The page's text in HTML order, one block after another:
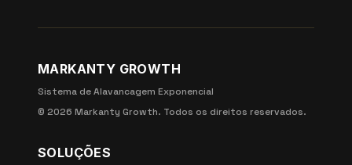
MARKANTY GROWTH
Sistema de Alavancagem Exponencial
© 2026 Markanty Growth. Todos os direitos reservados.
SOLUÇÕES